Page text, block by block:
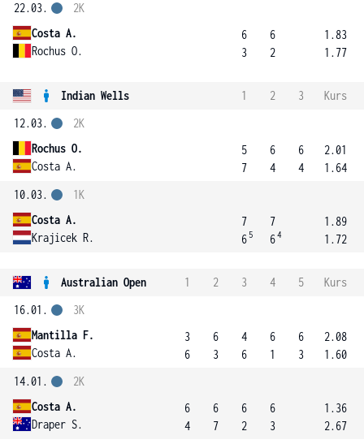
22.03.
Costa A.
Rochus O.
2K
6
3
6
2
1.83
1.77
Indian Wells 1 2 3
Kurs
12.03.
Rochus O.
Costa A.
2K
5
7
6
4
6
4
2.01
1.64
10.03.
Costa A.
Krajicek R.
1K
7
6 5
7
64
1.89
1.72
Australian Open 1 2 3 4 5
Kurs
16.01.
Mantilla F.
Costa A.
3K
3
6
6
3
4
6
6
1
6
3
2.08
1.60
14.01.
Costa A.
Draper S.
2K
6
4
6
7
6
2
6
3
1.36
2.67